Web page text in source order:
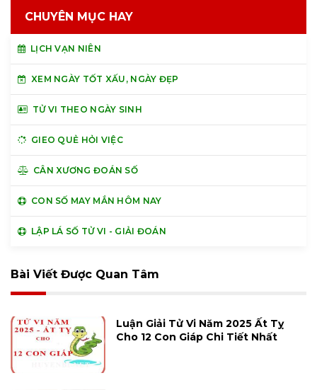
CHUYÊN MỤC HAY
LỊCH VẠN NIÊN
XEM NGÀY TỐT XẤU, NGÀY ĐẸP
TỬ VI THEO NGÀY SINH
GIEO QUẺ HỎI VIỆC
CÂN XƯƠNG ĐOÁN SỐ
CON SỐ MAY MẮN HÔM NAY
LẬP LÁ SỐ TỬ VI - GIẢI ĐOÁN
Bài Viết Được Quan Tâm
Luận Giải Tử Vi Năm 2025 Ất Tỵ
Cho 12 Con Giáp Chi Tiết Nhất